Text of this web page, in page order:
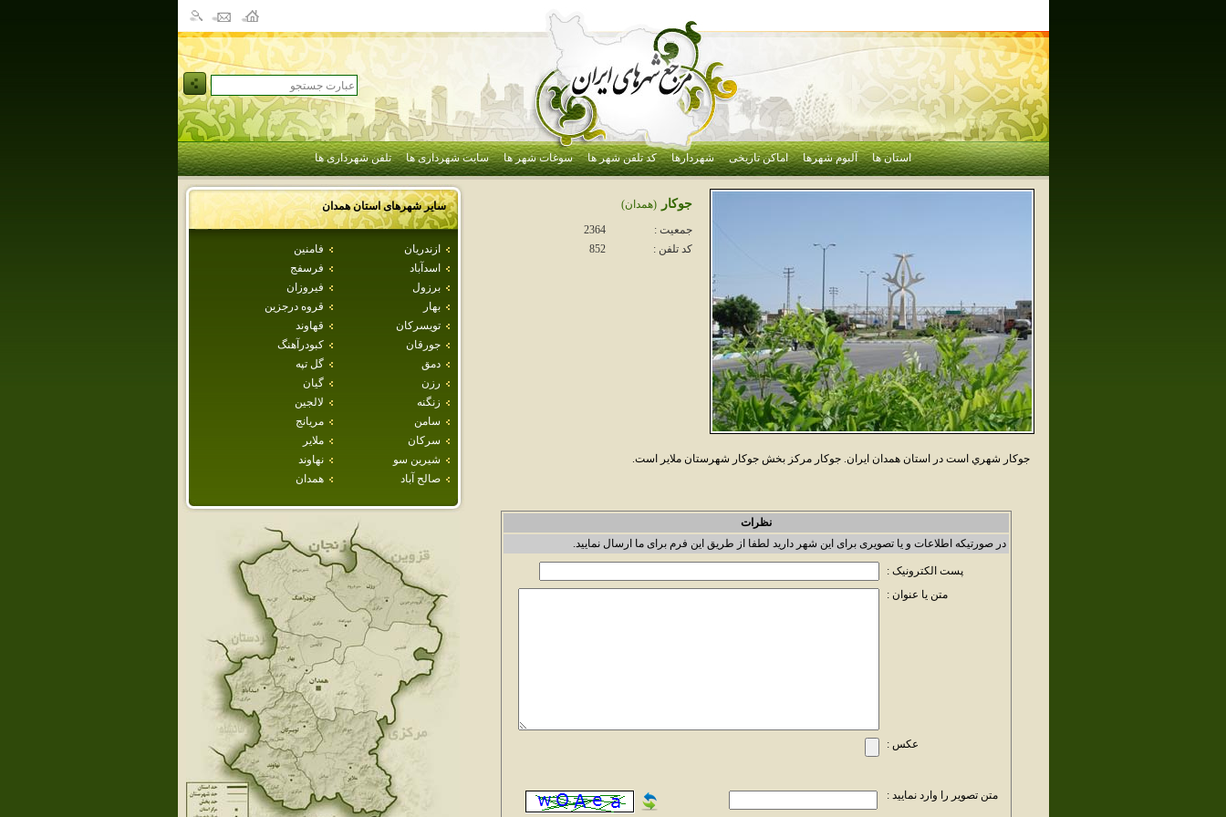
استان ها آلبوم شهرها اماکن تاریخی شهردارها کد تلفن شهر ها سوغات شهر ها سایت شهرداری ها تلفن شهرداری ها
سایر شهرهای استانهمدان
ازندريان
فامنين
اسدآباد
فرسفج
برزول
فيروزان
بهار
قروه درجزين
تويسركان
قهاوند
جورقان
كبودرآهنگ
دمق
گل تپه
رزن
گيان
زنگنه
لالجين
سامن
مريانج
سركان
ملاير
شيرين سو
نهاوند
صالح آباد
همدان
جوكار
(همدان)
جمعیت :
2364
کد تلفن :
852
جوکار شهري است در استان همدان ايران. جوکار مرکز بخش جوکار شهرستان ملاير است.
نظرات
در صورتیکه اطلاعات و یا تصویری برای این شهر دارید لطفا از طریق این فرم برای ما ارسال نمایید.
پست الکترونیک :
متن یا عنوان :
عکس :
متن تصویر را وارد نمایید :